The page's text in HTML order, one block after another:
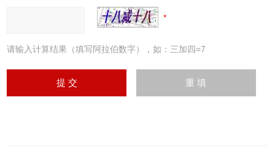
请输入计算结果（填写阿拉伯数字），如：三加四=7